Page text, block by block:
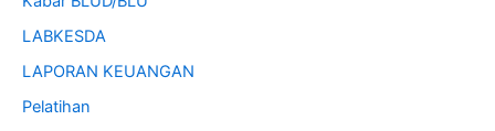
LABKESDA
LAPORAN KEUANGAN
Pelatihan